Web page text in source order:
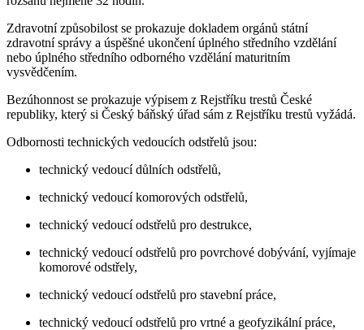
Zdravotní způsobilost se prokazuje dokladem orgánů státní
zdravotní správy a úspěšné ukončení úplného středního vzdělání
nebo úplného středního odborného vzdělání maturitním
vysvědčením.
Bezúhonnost se prokazuje výpisem z Rejstříku trestů České
republiky, který si Český báňský úřad sám z Rejstříku trestů vyžádá.
Odbornosti technických vedoucích odstřelů jsou:
technický vedoucí důlních odstřelů,
technický vedoucí komorových odstřelů,
technický vedoucí odstřelů pro destrukce,
technický vedoucí odstřelů pro povrchové dobývání, vyjímaje
komorové odstřely,
technický vedoucí odstřelů pro stavební práce,
technický vedoucí odstřelů pro vrtné a geofyzikální práce,